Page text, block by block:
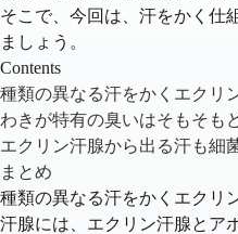
そこで、今回は、汗をかく仕
ましょう。
Contents
種類の異なる汗をかくエクリ
わきが特有の臭いはそもそも
エクリン汗腺から出る汗も細
まとめ
種類の異なる汗をかくエクリ
汗腺には、 エクリン汗腺と ア